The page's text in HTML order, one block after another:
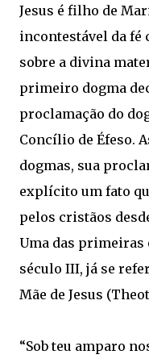
Jesus é filho de
incontestável da fé
sobre a divina
primeiro dogma
proclamação do
Concílio de Éfeso.
dogmas, sua
explícito um fato
pelos cristãos
Uma das primeiras
século III, já se
Mãe de Jesus
“Sob teu amparo